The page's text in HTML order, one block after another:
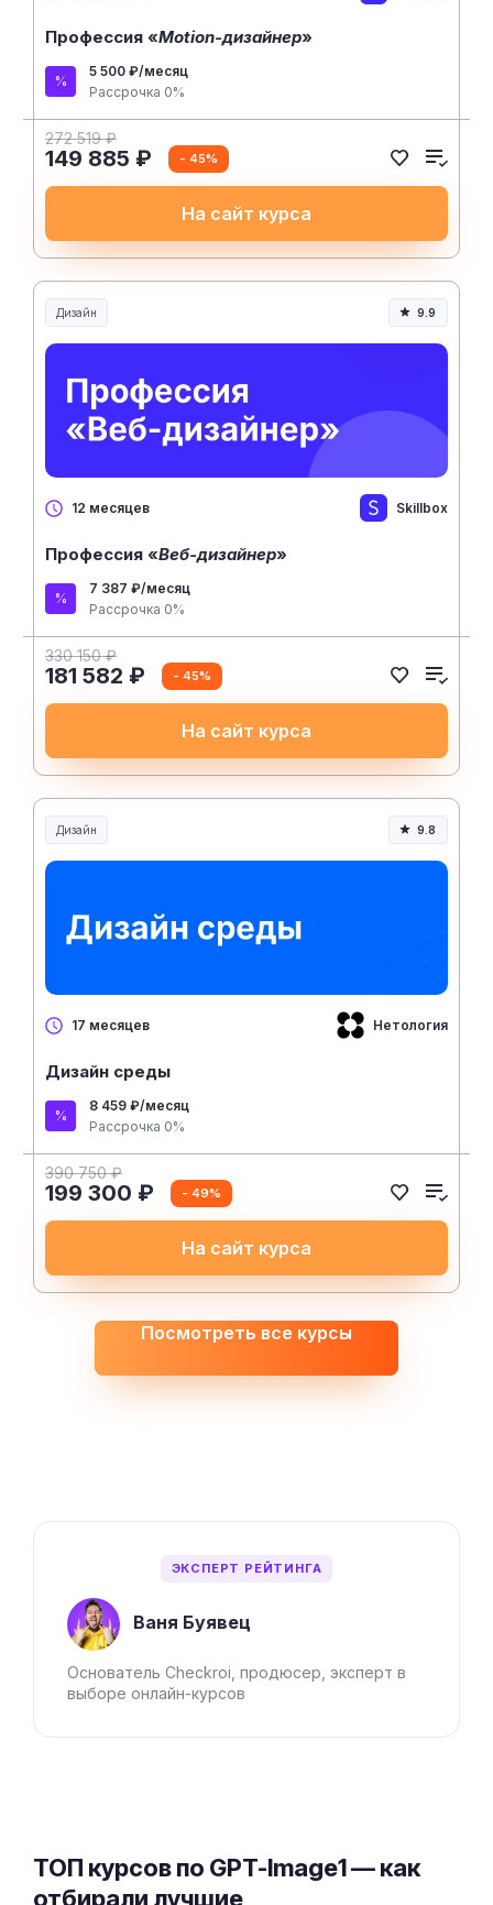
ЭКСПЕРТ РЕЙТИНГА
Ваня Буявец
Основатель Checkroi, продюсер, эксперт в
выборе онлайн-курсов
Профессия «Motion-дизайнер»
5 500 ₽/месяц
Рассрочка 0%
272 519 ₽
149 885 ₽ - 45%
На сайт курса
Дизайн 9.9
12 месяцев Skillbox
Профессия «Веб-дизайнер»
7 387 ₽/месяц
Рассрочка 0%
330 150 ₽
181 582 ₽ - 45%
На сайт курса
Дизайн 9.8
17 месяцев Нетология
Дизайн среды
8 459 ₽/месяц
Рассрочка 0%
390 750 ₽
199 300 ₽ - 49%
На сайт курса
Посмотреть все курсы
ТОП курсов по GPT-Image1 — как
отбирали лучшие